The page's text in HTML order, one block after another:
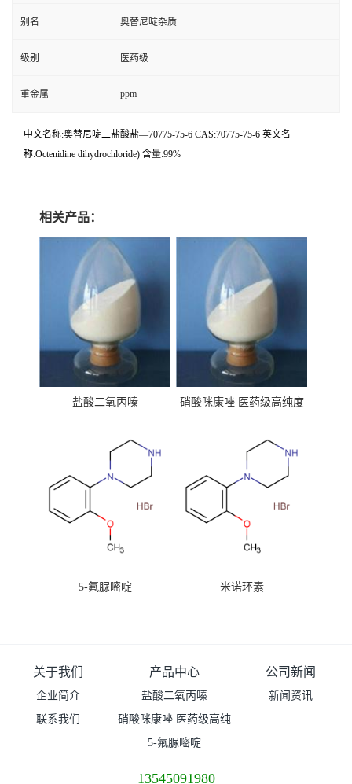
别名 奥替尼啶杂质
级别 医药级
重金属 ppm
中文名称:奥替尼啶二盐酸盐—70775-75-6 CAS:70775-75-6 英文名
称:Octenidine dihydrochloride) 含量:99%
相关产品：
盐酸二氧丙嗪
硝酸咪康唑 医药级高纯度
5-氟脲嘧啶 米诺环素
关于我们
企业简介
联系我们
产品中心
盐酸二氧丙嗪
硝酸咪康唑 医药级高纯
度99%原粉
5-氟脲嘧啶
公司新闻
新闻资讯
13545091980